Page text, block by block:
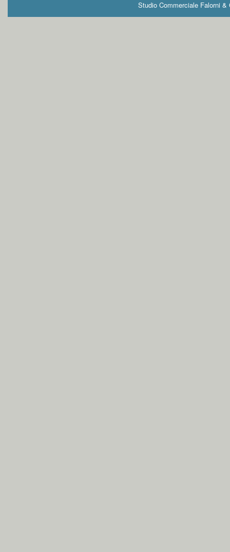
Studio Commerciale Falorni